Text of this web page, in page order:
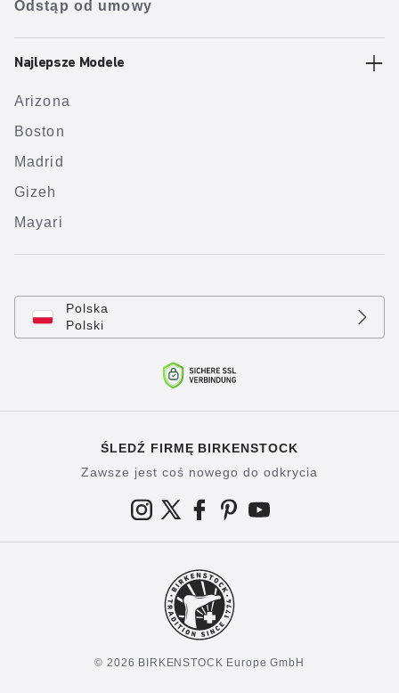
Odstąp od umowy
Najlepsze Modele
Arizona
Boston
Madrid
Gizeh
Mayari
Polska
Polski
ŚLEDŹ FIRMĘ BIRKENSTOCK
Zawsze jest coś nowego do odkrycia
© 2026 BIRKENSTOCK Europe GmbH